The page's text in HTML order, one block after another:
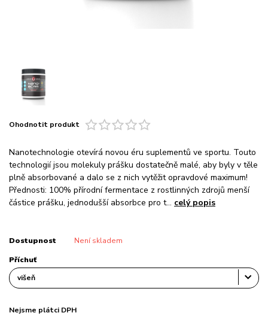
Ohodnotit produkt
Nanotechnologie otevírá novou éru suplementů ve sportu. Touto
technologií jsou molekuly prášku dostatečně malé, aby byly v těle
plně absorbované a dalo se z nich vytěžit opravdové maximum!
Přednosti: 100% přírodní fermentace z rostlinných zdrojů menší
částice prášku, jednodušší absorbce pro t... celý popis
Dostupnost Není skladem
Příchuť
Nejsme plátci DPH